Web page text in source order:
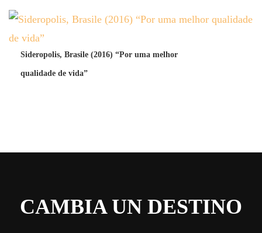
Sideropolis, Brasile (2016) “Por uma melhor
qualidade de vida”
CAMBIA UN DESTINO